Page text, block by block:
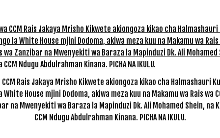
Rais Jakaya Mrisho Kikwete akiongoza kikao cha Halmashauri
House mjini Dodoma, akiwa meza kuu na Makamu wa Rais wa
na Mwenyekiti wa Baraza la Mapinduzi Dk. Ali Mohamed Shein, na
CCM Ndugu Abdulrahman Kinana. PICHA NA IKULU.